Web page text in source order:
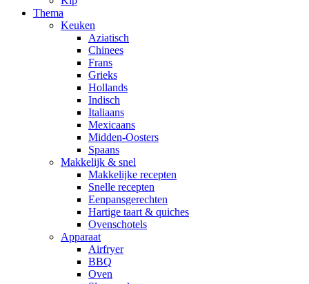
Thema
Keuken
Aziatisch
Chinees
Frans
Grieks
Hollands
Indisch
Italiaans
Mexicaans
Midden-Oosters
Spaans
Makkelijk & snel
Makkelijke recepten
Snelle recepten
Eenpansgerechten
Hartige taart & quiches
Ovenschotels
Apparaat
Airfryer
BBQ
Oven